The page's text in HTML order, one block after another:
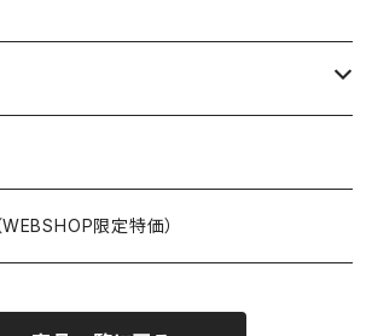
225mm）
ル＞
ョンパーツ＞
A800R用オプション＞
サリー＞
Steel Chassis限定特価）